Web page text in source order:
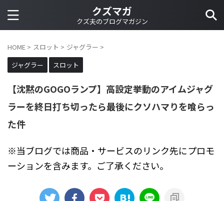
クズマガ
クズ夫のブログマガジン
HOME > スロット > ジャグラー >
ジャグラー
スロット
【沈黙のGOGOランプ】高設定挙動のアイムジャグ
ラーを終日打ち切ったら最後にクソハマりを喰らっ
た件
※当ブログでは商品・サービスのリンク先にプロモ
ーションを含みます。ご了承ください。